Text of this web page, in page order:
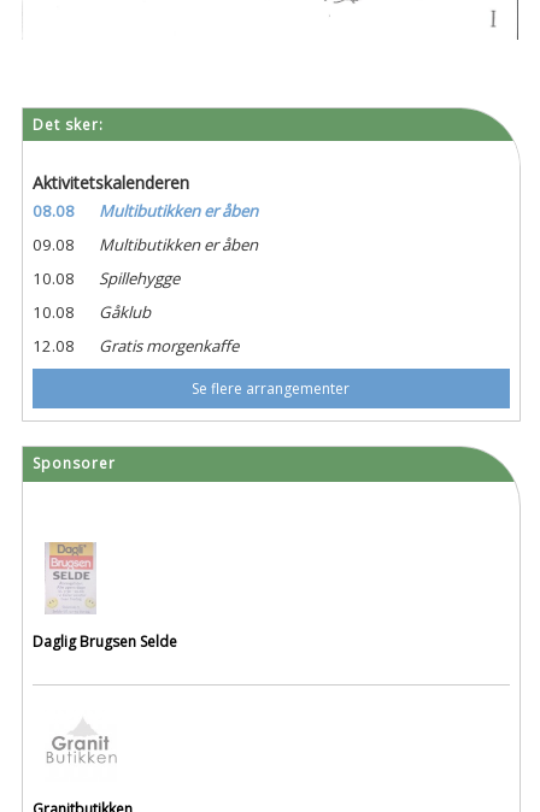
Det sker:
Aktivitetskalenderen
08.08
Multibutikken er åben
09.08
Multibutikken er åben
10.08
Spillehygge
10.08
Gåklub
12.08
Gratis morgenkaffe
Se flere arrangementer
Sponsorer
Daglig Brugsen Selde